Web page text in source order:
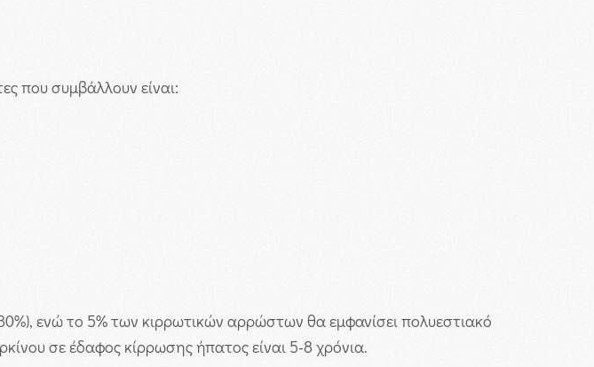
που συμβάλλουν είναι:
ενώ το 5% των κιρρωτικών αρρώστων θα εμφανίσει πολυεστιακό
σε έδαφος κίρρωσης ήπατος είναι 5-8 χρόνια.